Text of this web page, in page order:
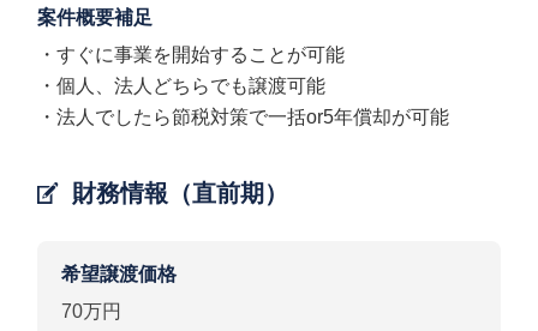
案件概要補足
・すぐに事業を開始することが可能
・個人、法人どちらでも譲渡可能
・法人でしたら節税対策で一括or5年償却が可能
財務情報（直前期）
希望譲渡価格
70万円